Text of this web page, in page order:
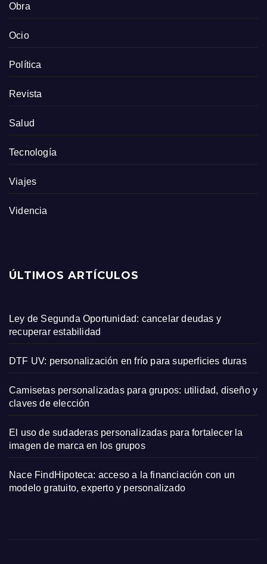
Obra
Ocio
Política
Revista
Salud
Tecnología
Viajes
Videncia
ÚLTIMOS ARTÍCULOS
Ley de Segunda Oportunidad: cancelar deudas y
recuperar estabilidad
DTF UV: personalización en frío para superficies duras
Camisetas personalizadas para grupos: utilidad, diseño y
claves de elección
El uso de sudaderas personalizadas para fortalecer la
imagen de marca en los grupos
Nace FindHipoteca: acceso a la financiación con un
modelo gratuito, experto y personalizado